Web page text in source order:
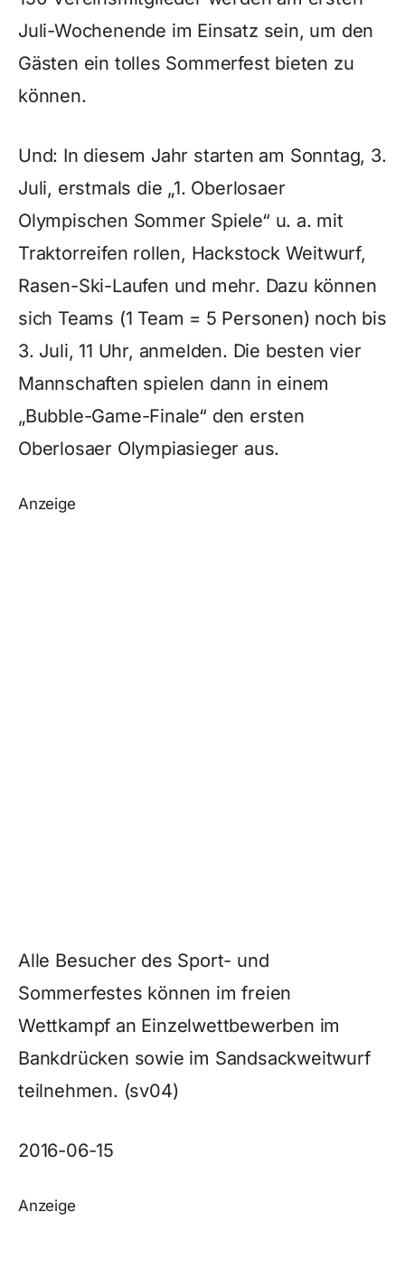
Juli-Wochenende im Einsatz sein, um den
Gästen ein tolles Sommerfest bieten zu
können.
Und: In diesem Jahr starten am Sonntag, 3.
Juli, erstmals die „1. Oberlosaer
Olympischen Sommer Spiele“ u. a. mit
Traktorreifen rollen, Hackstock Weitwurf,
Rasen-Ski-Laufen und mehr. Dazu können
sich Teams (1 Team = 5 Personen) noch bis
3. Juli, 11 Uhr, anmelden. Die besten vier
Mannschaften spielen dann in einem
„Bubble-Game-Finale“ den ersten
Oberlosaer Olympiasieger aus.
Anzeige
Alle Besucher des Sport- und
Sommerfestes können im freien
Wettkampf an Einzelwettbewerben im
Bankdrücken sowie im Sandsackweitwurf
teilnehmen. (sv04)
2016-06-15
Anzeige